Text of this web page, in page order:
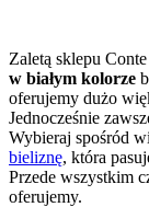
Zaletą sklepu
w białym kolorze
oferujemy dużo
Jednocześnie
Wybieraj spośród
bieliznę, która
Przede wszystkim
oferujemy.